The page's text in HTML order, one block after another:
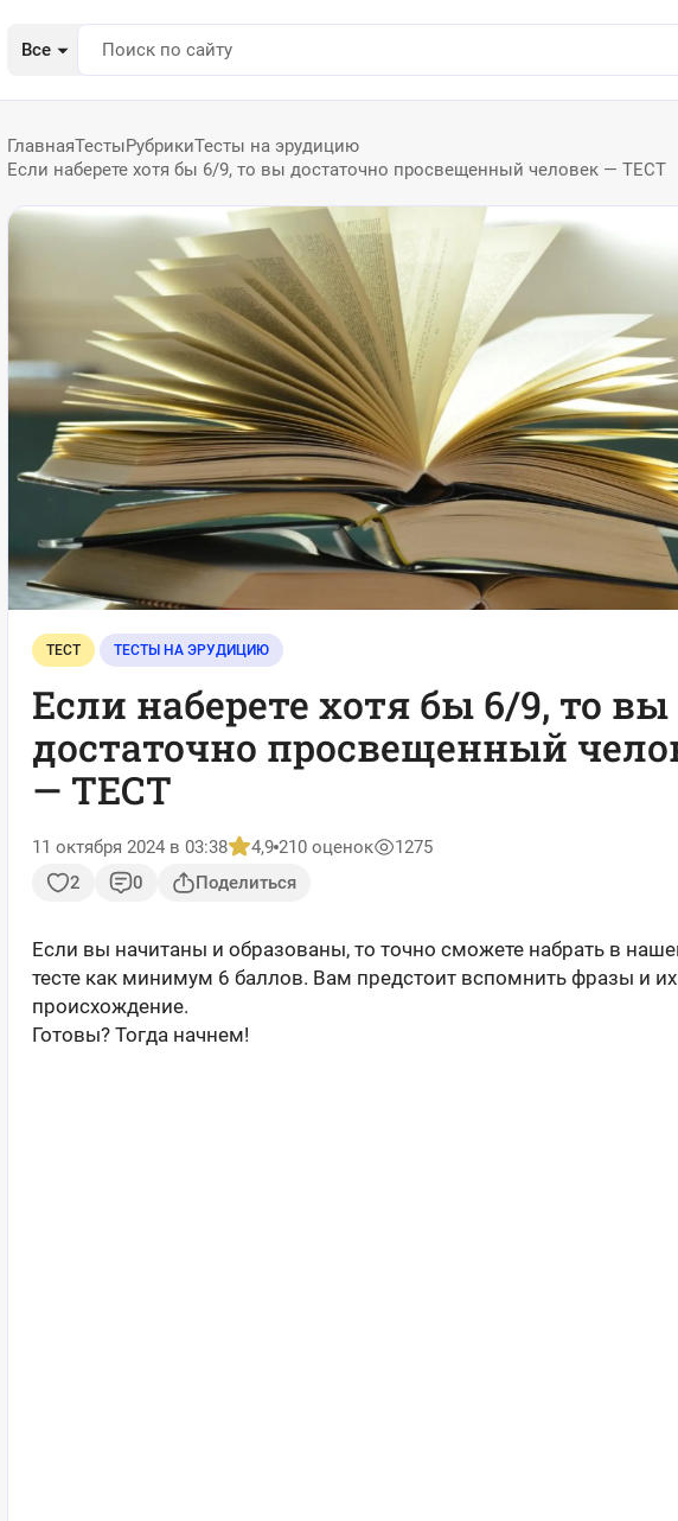
Все
ГлавнаяТестыРубрикиТесты на эрудицию
Если наберете хотя бы 6/9, то вы достаточно просвещенный человек — ТЕСТ
ТЕСТ ТЕСТЫ НА ЭРУДИЦИЮ
Если наберете хотя бы 6/9, то вы
достаточно просвещенный
— ТЕСТ
11 октября 2024 в 03:38 4,9 210 оценок
1275
2
0 Поделиться
Если вы начитаны и образованы, то точно сможете набрать в
тесте как минимум 6 баллов. Вам предстоит вспомнить фразы и их
происхождение.
Готовы? Тогда начнем!